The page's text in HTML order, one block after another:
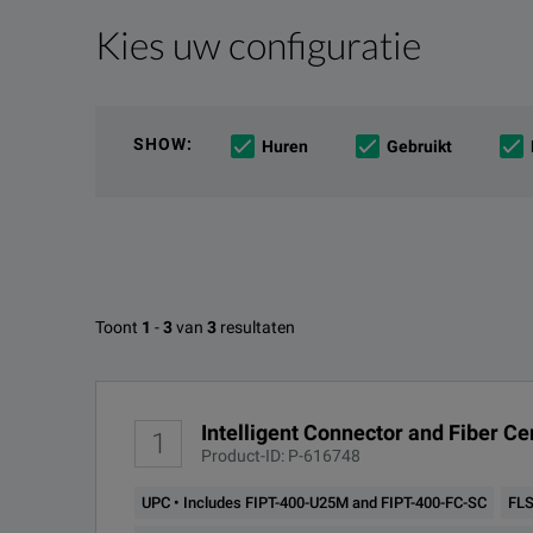
Kies uw configuratie
SHOW: Huren Gebruikt
Beschikbare opties voor EXFO
FIP-430B
FIP-430B-UPC
Toont 1 -3van 3 resultaten
1 Intelligent Connector and Fiber
Product-ID: P-616748
UPC • Includes FIPT-400-U25M and FIPT-400-FC-SC
Productoverzicht
If you would like to know more, pleaseget in touch
Bronnen
U kunt voor meer informatie
contact opnemen met